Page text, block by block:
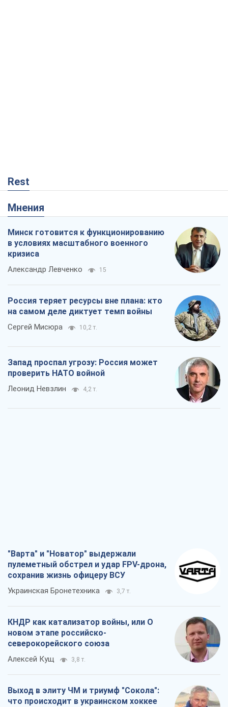
Rest
Мнения
Минск готовится к функционированию
в условиях масштабного военного
кризиса
Александр Левченко 15
Россия теряет ресурсы вне плана: кто
на самом деле диктует темп войны
Сергей Мисюра 10,2 т.
Запад проспал угрозу: Россия может
проверить НАТО войной
Леонид Невзлин 4,2 т.
"Варта" и "Новатор" выдержали
пулеметный обстрел и удар FPV-дрона,
сохранив жизнь офицеру ВСУ
Украинская Бронетехника 3,7 т.
КНДР как катализатор войны, или О
новом этапе российско-
северокорейского союза
Алексей Кущ 3,8 т.
Выход в элиту ЧМ и триумф "Сокола":
что происходит в украинском хоккее